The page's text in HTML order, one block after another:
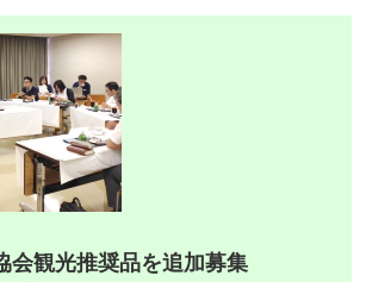
会観光推奨品を追加募集